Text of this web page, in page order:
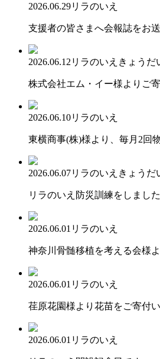
2026.06.29リラのいえ
支援者の皆さまへ会報誌をお
2026.06.12 リラのいえ きょうだ
株式会社エム・イー様よりご
2026.06.10リラのいえ
東横商事(株)様より、毎月2回
2026.06.07リラのいえ きょうだ
リラのいえ防災訓練をしました
2026.06.01 リラのいえ
神奈川骨髄移植を考える会様
2026.06.01 リラのいえ
荏原花園様より花苗をご寄付
2026.06.01 リラのいえ